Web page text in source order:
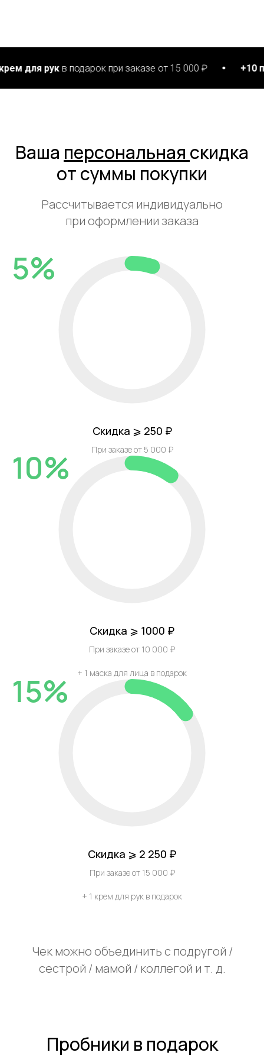
в подарок при заказе от 15 000 ₽ +10 патчей для
Ваша персональная скидка
от суммы покупки
Рассчитывается индивидуально
при оформлении заказа
5%
Скидка ⩾ 250 ₽
При заказе от 5 000 ₽
10%
Скидка ⩾ 1000 ₽
При заказе от 10 000 ₽
+ 1 маска для лица в подарок
15%
Скидка ⩾ 2 250 ₽
При заказе от 15 000 ₽
+ 1 крем для рук в подарок
Чек можно объединить с подругой /
сестрой / мамой / коллегой и т. д.
Пробники в подарок